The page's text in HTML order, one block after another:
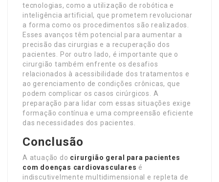
tecnologias, como a utilização de robótica e
inteligência artificial, que prometem revolucionar
a forma como os procedimentos são realizados.
Esses avanços têm potencial para aumentar a
precisão das cirurgias e a recuperação dos
pacientes. Por outro lado, é importante que o
cirurgião também enfrente os desafios
relacionados à acessibilidade dos tratamentos e
ao gerenciamento de condições crônicas, que
podem complicar os casos cirúrgicos. A
preparação para lidar com essas situações exige
formação contínua e uma compreensão eficiente
das necessidades dos pacientes.
Conclusão
A atuação do cirurgião geral para pacientes
com doenças cardiovasculares é
indiscutivelmente multidimensional e repleta de